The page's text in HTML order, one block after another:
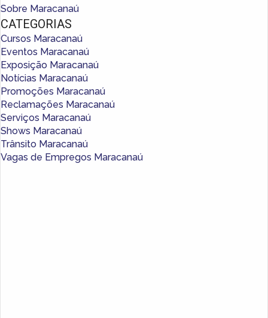
Sobre Maracanaú
CATEGORIAS
Cursos Maracanaú
Eventos Maracanaú
Exposição Maracanaú
Notícias Maracanaú
Promoções Maracanaú
Reclamações Maracanaú
Serviços Maracanaú
Shows Maracanaú
Trânsito Maracanaú
Vagas de Empregos Maracanaú